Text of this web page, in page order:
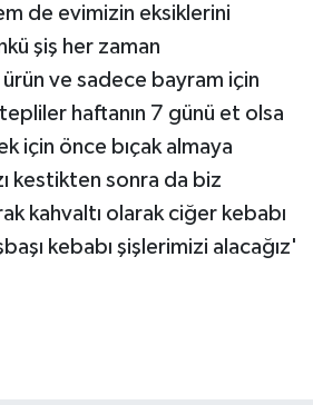
de evimizin eksiklerini
şiş her zaman
ürün ve sadece bayram için
haftanın 7 günü et olsa
için önce bıçak almaya
kestikten sonra da biz
kahvaltı olarak ciğer kebabı
kebabı şişlerimizi alacağız'